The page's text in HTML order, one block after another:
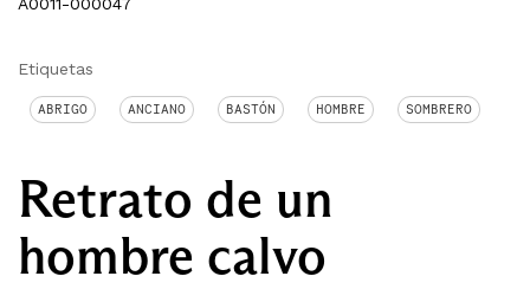
Etiquetas
ABRIGO ANCIANO BASTÓN HOMBRE SOMBRERO
Retrato de un
hombre calvo